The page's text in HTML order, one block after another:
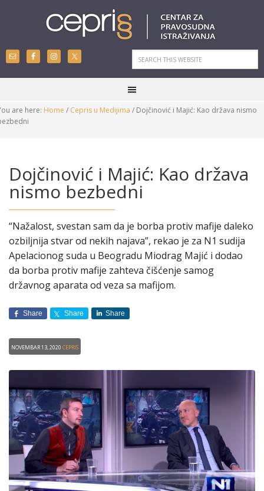
are here: Home / Cepris u Medijima / Dojčinović i Majić: Kao država nismo
Dojčinović i Majić: Kao država
nismo bezbedni
“Nažalost, svestan sam da je borba protiv mafije daleko
ozbiljnija stvar od nekih najava”, rekao je za N1 sudija
Apelacionog suda u Beogradu Miodrag Majić i dodao
da borba protiv mafije zahteva čišćenje samog
državnog aparata od veza sa mafijom.
Share Share Share
Novembar 13, 2020CEPRIS